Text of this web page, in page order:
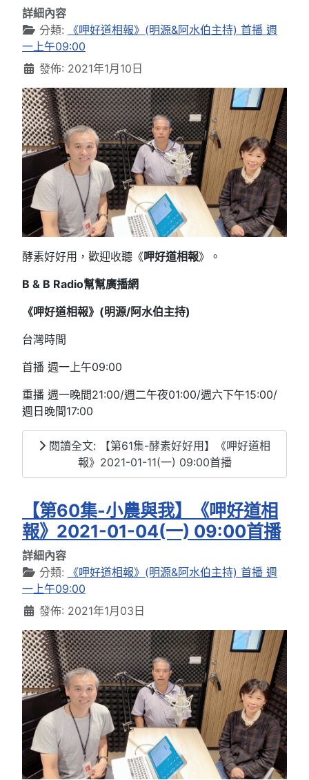
詳細內容
分類:
《呷好道相報》(明源&阿水伯主持) 首播 週
一上午09:00
發佈: 2021年1月10日
酵素好好用，歡迎收聽《呷好道相報》。
B & B Radio幫幫廣播網
《呷好道相報》(明源/阿水伯主持)
台灣時間
首播 週一上午09:00
重播 週一晚間21:00/週二午夜01:00/週六下午15:00/
週日晚間17:00
閱讀全文: 【第61集-酵素好好用】《呷好道相
報》2021-01-11(一) 09:00首播
【第60集-小農與我】《呷好道相
報》2021-01-04(一) 09:00首播
詳細內容
分類:
《呷好道相報》(明源&阿水伯主持) 首播 週
一上午09:00
發佈: 2021年1月03日